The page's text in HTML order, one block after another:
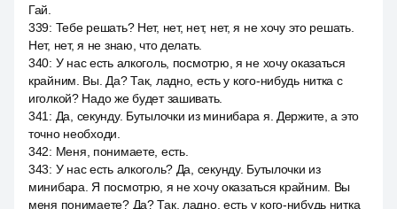
Гай.
339: Тебе решать? Нет, нет, нет, нет, я не хочу это решать.
Нет, нет, я не знаю, что делать.
340: У нас есть алкоголь, посмотрю, я не хочу оказаться
крайним. Вы. Да? Так, ладно, есть у кого-нибудь нитка с
иголкой? Надо же будет зашивать.
341 : Да, секунду. Бутылочки из минибара я. Держите, а это
точно необходи.
342: Меня, понимаете, есть.
343: У нас есть алкоголь? Да, секунду. Бутылочки из
минибара. Я посмотрю, я не хочу оказаться крайним. Вы
меня понимаете? Да? Так, ладно, есть у кого-нибудь нитка